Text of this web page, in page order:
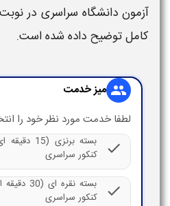
آزمون دانشگاه سراسری در
کامل توضیح داده شده است.
group میز خدمت
لطفا خدمت مورد نظر خود را
check
بسته
کنکور سراسری
check
بسته
کنکور سراسری